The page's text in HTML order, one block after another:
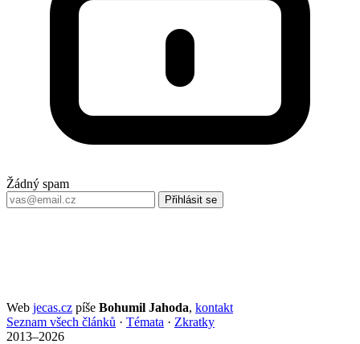
Žádný spam
Přihlásit se
Web jecas.cz píše Bohumil Jahoda, kontakt
Seznam všech článků · Témata · Zkratky
2013–2026